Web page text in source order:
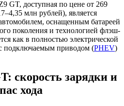
GT, доступная по цене от 269
млн рублей), является
оснащенным батареей
поколения и технологией флэш-
как в полностью электрической
подключаемым приводом (PHEV)
скорость зарядки и
хода